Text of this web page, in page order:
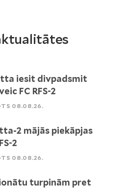
iesit divpadsmit
FC RFS-2
08.08.26.
2 mājās piekāpjas
2
08.08.26.
turpinām pret